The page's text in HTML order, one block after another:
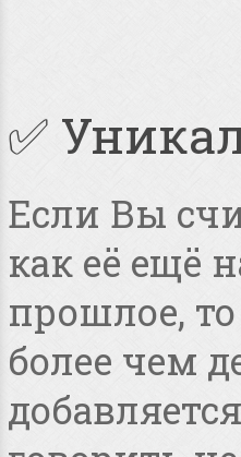
✅
Если Вы
как её ещё
прошлое,
более чем